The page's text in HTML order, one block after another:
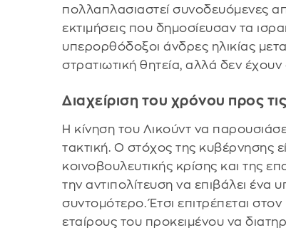
πολλαπλασιαστεί συνοδευόμενες
εκτιμήσεις που δημοσίευσαν τα
υπερορθόδοξοι άνδρες ηλικίας
στρατιωτική θητεία, αλλά δεν
Διαχείριση του χρόνου προς
Η κίνηση του Λικούντ να
τακτική. Ο στόχος της κυβέρνησης
κοινοβουλευτικής κρίσης και της
την αντιπολίτευση να επιβάλει
συντομότερο. Έτσι επιτρέπεται
εταίρους του προκειμένου να